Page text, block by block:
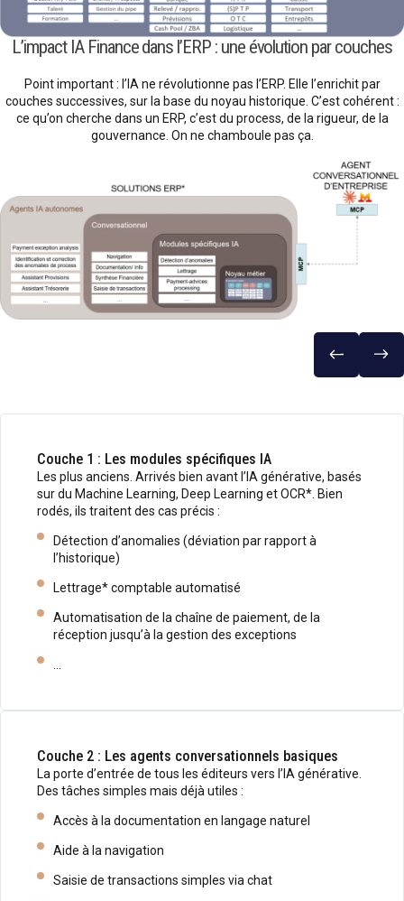
L’impact IA Finance dans l’ERP : une évolution par couches
Point important : l’IA ne révolutionne pas l’ERP. Elle l’enrichit par
couches successives, sur la base du noyau historique. C’est cohérent :
ce qu’on cherche dans un ERP, c’est du process, de la rigueur, de la
gouvernance. On ne chamboule pas ça.
Couche 1 : Les modules spécifiques IA
Les plus anciens. Arrivés bien avant l’IA générative, basés
sur du Machine Learning, Deep Learning et OCR*. Bien
rodés, ils traitent des cas précis :
Détection d’anomalies (déviation par rapport à
l’historique)
Lettrage* comptable automatisé
Automatisation de la chaîne de paiement, de la
réception jusqu’à la gestion des exceptions
Couche 2 : Les agents conversationnels basiques
La porte d’entrée de tous les éditeurs vers l’IA générative.
Des tâches simples mais déjà utiles :
Accès à la documentation en langage naturel
Aide à la navigation
Saisie de transactions simples via chat